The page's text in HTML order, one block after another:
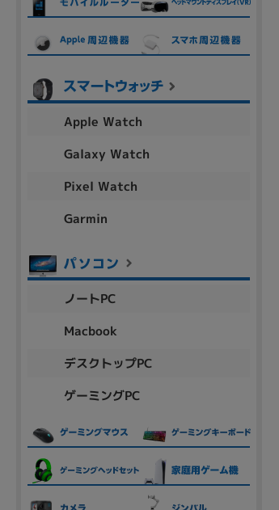
Apple Watch
Galaxy Watch
Pixel Watch
Garmin
ノートPC
Macbook
デスクトップPC
ゲーミングPC
ランク
商品状態の絞り込み
新品/未使用 中古 新品
容量
~
円 ～